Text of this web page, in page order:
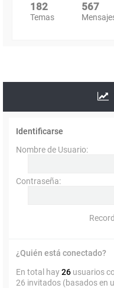
182
Temas
567
Identificarse
Nombre de Usuario:
Contraseña:
¿Quién está conectado?
En total hay26 usuarios
26 invitados (basados en